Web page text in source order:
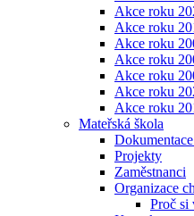
Akce roku
Akce roku
Akce roku
Akce roku
Akce roku
Akce roku
Akce roku
Mateřská škola
Projekty
Zaměstnanci
Organizace
Proč si